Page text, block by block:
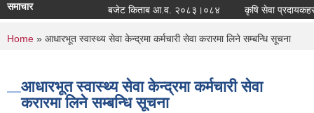
समाचार बजेट किताब आ.व. २०८३।०८४ कृषि सेवा
You are here
Home » आधारभूत स्वास्थ्य सेवा केन्द्रमा कर्मचारी सेवा करारमा लिने सम्बन्धि सूचना
आधारभूत स्वास्थ्य सेवा केन्द्रमा कर्मचारी सेवा
करारमा लिने सम्बन्धि सूचना